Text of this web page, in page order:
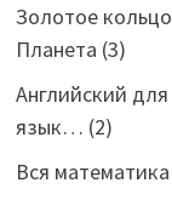
Золотое
Планета (3)
Английский
язык… (2)
Вся математика